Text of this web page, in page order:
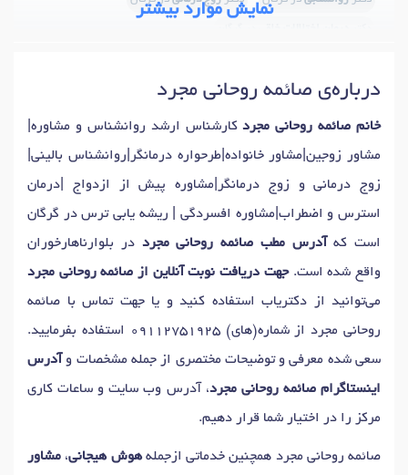
🧩 اگر احساس می‌کنید زمان فهم عمیق‌تر خودتان رسیده، اینجا
لینک کانال : ble.ir/join/6xEcSCNBLj
آیدی کانال بله : @s_roohani_psy
جهت رزرو نوبت و هماهنگی از طریق بله : @f_roohani_psy
#مشاوره #روانشناس #توسعه_فردی #اضطراب #استرس
#هیجانات_منفی #مشاوره خانواده #مشاوره زوجین #مشاوره
نوجوان و جوان #کلاس گروهی
دکتردرمان اختلال سلوک در گرگان دکتر اختلال نقص توجه
اختلال وسواس
دکتر
آموزش مهارتهای زندگی
آموزش مهارتهای ارتباطی
نمایش موارد بیشتر
درباره‌ی صائمه روحانی مجرد
خانم صائمه روحانی مجردکارشناس ارشد روانشناس و مشاوره|
مشاور زوجین|مشاور خانواده|طرحواره درمانگر|روانشناس بالینی|
زوج درمانی و زوج درمانگر|مشاوره پیش از ازدواج |درمان
استرس و اضطراب|مشاوره افسردگی | ریشه یابی ترس در گرگان
است که آدرس مطب صائمه روحانی مجرد در بلوارناهارخوران
واقع شده است.جهت دریافت نوبت آنلاین از صائمه روحانی مجرد
می‌توانید از دکتریاب استفاده کنید و یا جهت تماس با صائمه
روحانی مجرد از شماره(های)09112751925
استفاده بفرمایید.
سعی شده معرفی و توضیحات مختصری از جمله مشخصات و آدرس
اینستاگرام صائمه روحانی مجرد، آدرس وب سایت و ساعات کاری
مرکز را در اختیار شما قرار دهیم.
صائمه روحانی مجرد همچنین خدماتی ازجملههوش هیجانی، مشاور